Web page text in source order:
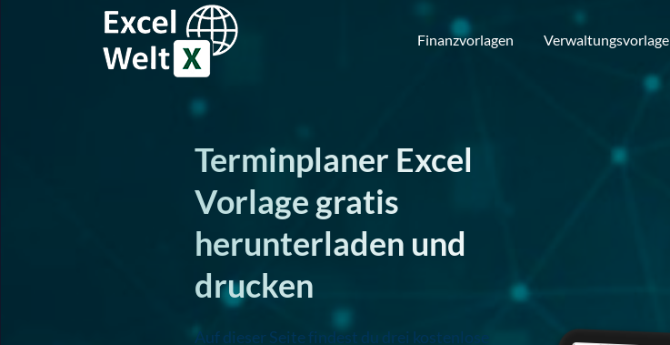
Finanzvorlagen
Excel Welt
Terminplaner Excel
Vorlage gratis
herunterladen und
drucken
Auf dieser Seite findest du drei kostenlose